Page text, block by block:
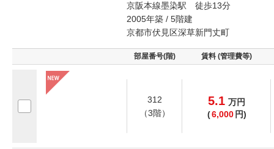
京阪本線墨染駅 徒歩13分
2005年築 / 5階建
京都市伏見区深草新門丈町
部屋番号(階) 賃料 (管理費等)
312
（3階）
5.1 万円
(6,000 円)